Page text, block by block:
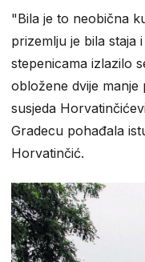
"Bila je to neobična
prizemlju je bila staja
stepenicama izlazilo
obložene dvije
susjeda
Gradecu pohađala
Horvatinčić.